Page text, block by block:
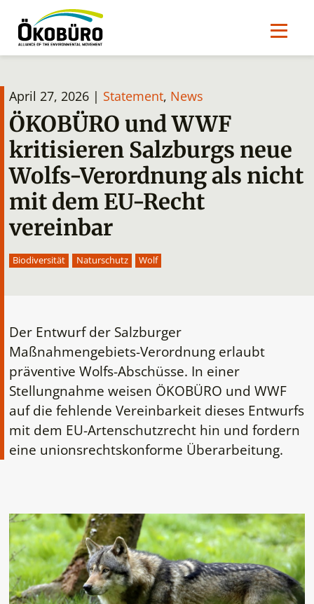
April 27, 2026 | Statement, News
ÖKOBÜRO und WWF
kritisieren Salzburgs neue
Wolfs-Verordnung als nicht
mit dem EU-Recht
vereinbar
Biodiversität Naturschutz Wolf
Der Entwurf der Salzburger
Maßnahmengebiets-Verordnung erlaubt
präventive Wolfs-Abschüsse. In einer
Stellungnahme weisen ÖKOBÜRO und WWF
auf die fehlende Vereinbarkeit dieses Entwurfs
mit dem EU-Artenschutzrecht hin und fordern
eine unionsrechtskonforme Überarbeitung.